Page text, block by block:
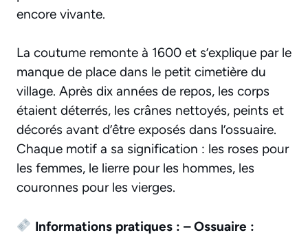
encore vivante.
La coutume remonte à 1600 et s’explique par le
manque de place dans le petit cimetière du
village. Après dix années de repos, les corps
étaient déterrés, les crânes nettoyés, peints et
décorés avant d’être exposés dans l’ossuaire.
Chaque motif a sa signification : les roses pour
les femmes, le lierre pour les hommes, les
couronnes pour les vierges.
Informations pratiques : – Ossuaire :